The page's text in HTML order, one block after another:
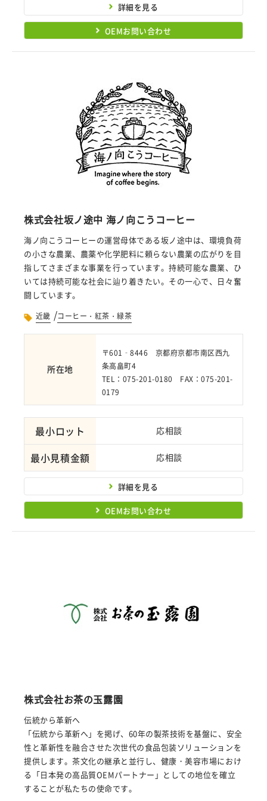
詳細を見る
OEMお問い合わせ
株式会社坂ノ途中 海ノ向こうコーヒー
海ノ向こうコーヒーの運営母体である坂ノ途中は、環境負荷
の小さな農業、農薬や化学肥料に頼らない農業の広がりを目
指してさまざまな事業を行っています。持続可能な農業、ひ
いては持続可能な社会に辿り着きたい。その一心で、日々奮
闘しています。
近畿 /コーヒー・紅茶・緑茶
所在地
〒601‐8446 京都府京都市南区西九
条高畠町4
TEL：075-201-0180 FAX：075-201-
0179
最小ロット 応相談
最小見積金額 応相談
詳細を見る
OEMお問い合わせ
株式会社お茶の玉露園
伝統から革新へ
「伝統から革新へ」を掲げ、60年の製茶技術を基盤に、安全
性と革新性を融合させた次世代の食品包装ソリューションを
提供します。茶文化の継承と並行し、健康・美容市場におけ
る「日本発の高品質OEMパートナー」としての地位を確立
することが私たちの使命です。